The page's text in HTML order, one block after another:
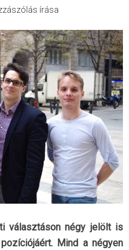
írása
választáson négy jelölt is
Mind a négyen